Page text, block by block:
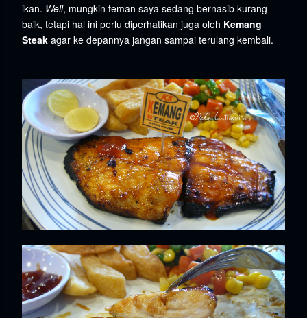
ikan. Well, mungkin teman saya sedang bernasib kurang
baik, tetapi hal ini perlu diperhatikan juga oleh Kemang
Steak agar ke depannya jangan sampai terulang kembali.